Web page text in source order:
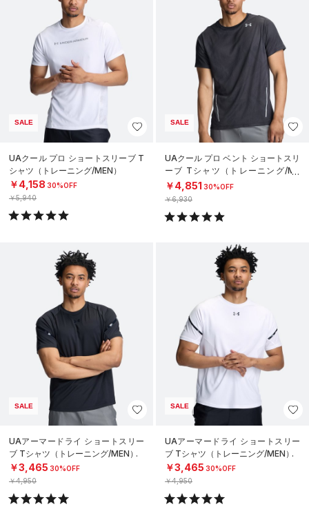
SALE
UAクール プロ ショートスリーブ T
シャツ（トレーニング/MEN）
￥4,158 30%OFF
￥5,940
SALE
UAクール プロ ベント ショートスリ
ーブ Tシャツ（トレーニング/ME
N）
￥4,851 30%OFF
￥6,930
SALE
UAアーマードライ ショートスリー
ブ Tシャツ（トレーニング/MEN）
￥3,465 30%OFF
￥4,950
SALE
UAアーマードライ ショートスリー
ブ Tシャツ（トレーニング/MEN）
￥3,465 30%OFF
￥4,950